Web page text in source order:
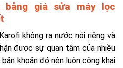
bảng giá sửa máy lọc
không ra nước nói riêng và
được sự quan tâm của nhiều
khoăn đó nên luôn công khai